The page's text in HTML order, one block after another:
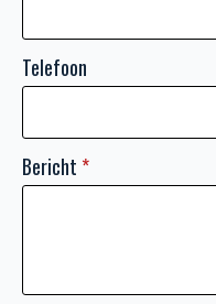
Telefoon
Bericht *